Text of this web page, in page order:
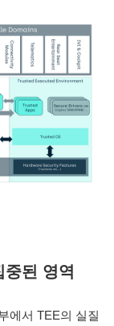
된 영역
에서 TEE의 실질